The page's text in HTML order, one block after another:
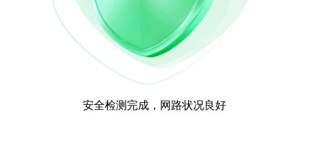
安全检测完成，网路状况良好